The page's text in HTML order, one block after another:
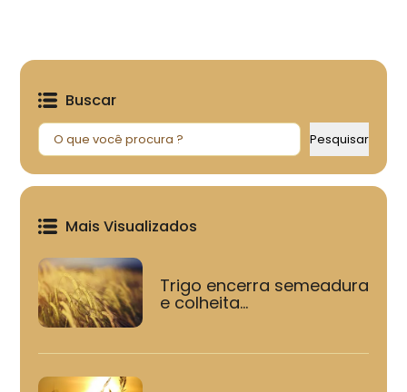
Buscar
Pesquisar Pesquisar
Mais Visualizados
Trigo encerra semeadura
e colheita...